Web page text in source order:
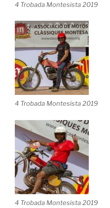
4 Trobada Montesista 2019
4 Trobada Montesista 2019
4 Trobada Montesista 2019